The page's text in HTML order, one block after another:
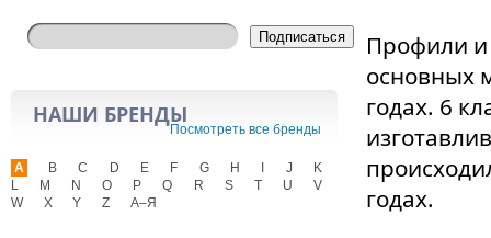
Подписаться
НАШИ БРЕНДЫ
Посмотреть все бренды
A B C D E F G H J
K
L
M N O P Q R S T U
V
W
X Y Z А–Я
Профили и
основных
годах. 6
годах.